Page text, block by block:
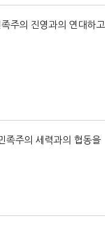
주의 진영과의 연대하고
족주의 세력과의 협동을